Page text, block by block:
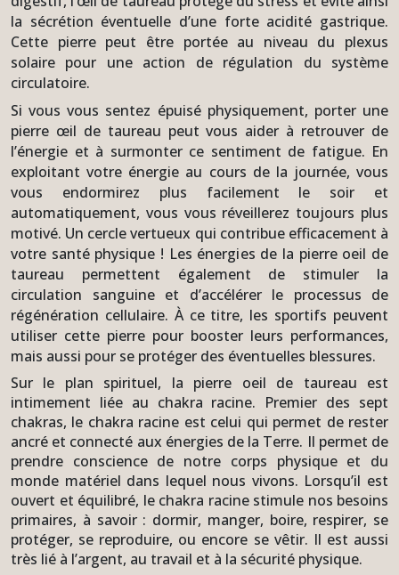
la sécrétion éventuelle d’une forte acidité gastrique.
Cette pierre peut être portée au niveau du plexus
solaire pour une action de régulation du système
circulatoire.
Si vous vous sentez épuisé physiquement, porter une
pierre œil de taureau peut vous aider à retrouver de
l’énergie et à surmonter ce sentiment de fatigue. En
exploitant votre énergie au cours de la journée, vous
vous endormirez plus facilement le soir et
automatiquement, vous vous réveillerez toujours plus
motivé. Un cercle vertueux qui contribue efficacement à
votre santé physique ! Les énergies de la pierre oeil de
taureau permettent également de stimuler la
circulation sanguine et d’accélérer le processus de
régénération cellulaire. À ce titre, les sportifs peuvent
utiliser cette pierre pour booster leurs performances,
mais aussi pour se protéger des éventuelles blessures.
Sur le plan spirituel, la pierre oeil de taureau est
intimement liée au chakra racine. Premier des sept
chakras, le chakra racine est celui qui permet de rester
ancré et connecté aux énergies de la Terre. Il permet de
prendre conscience de notre corps physique et du
monde matériel dans lequel nous vivons. Lorsqu’il est
ouvert et équilibré, le chakra racine stimule nos besoins
primaires, à savoir : dormir, manger, boire, respirer, se
protéger, se reproduire, ou encore se vêtir. Il est aussi
très lié à l’argent, au travail et à la sécurité physique.